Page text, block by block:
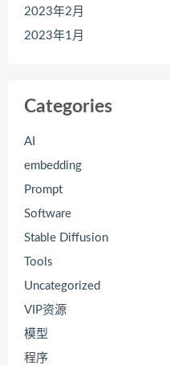
2023年2月
2023年1月
Categories
AI
embedding
Prompt
Software
Stable Diffusion
Tools
Uncategorized
VIP资源
模型
程序